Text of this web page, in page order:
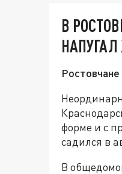
В
форме и с
садился в
В